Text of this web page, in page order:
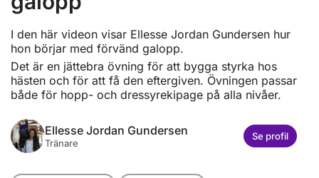
I den här videon visar Ellesse Jordan Gundersen hur
hon börjar med förvänd galopp.
Det är en jättebra övning för att bygga styrka hos
hästen och för att få den eftergiven. Övningen passar
både för hopp- och dressyrekipage på alla nivåer.
Ellesse Jordan Gundersen
Tränare
Se profil